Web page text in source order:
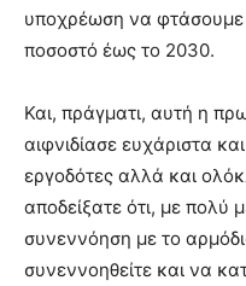
υποχρέωση να φτάσουμε
ποσοστό έως το 2030.
Και, πράγματι, αυτή η
αιφνιδίασε ευχάριστα
εργοδότες αλλά και
αποδείξατε ότι, με πολύ
συνεννόηση με το
συνεννοηθείτε και να